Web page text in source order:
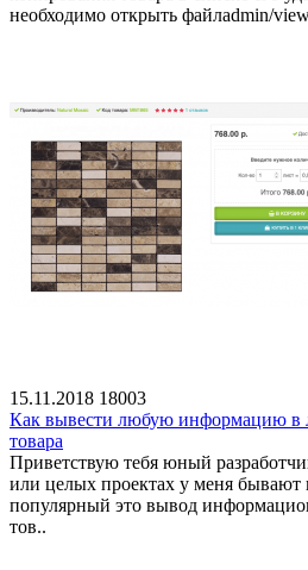
необходимо открыть файлadmin/
15.11.2018 18003
Как вывести любую информацию в
товара
Приветствую тебя юный
или целых проектах у меня
популярный это вывод
тов..